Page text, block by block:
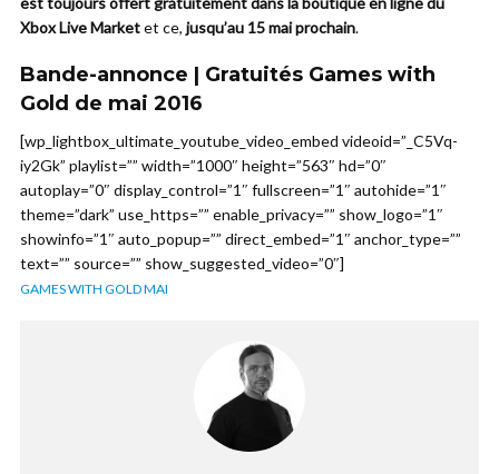
Xbox Live Marketet ce, jusqu’au 15 mai prochain.
Bande-annonce | Gratuités Games with
Gold de mai 2016
[wp_lightbox_ultimate_youtube_video_embed videoid=”_C5Vq-
iy2Gk” playlist=”” width=”1000″ height=”563″ hd=”0″
autoplay=”0″ display_control=”1″ fullscreen=”1″ autohide=”1″
theme=”dark” use_https=”” enable_privacy=”” show_logo=”1″
showinfo=”1″ auto_popup=”” direct_embed=”1″ anchor_type=””
text=”” source=”” show_suggested_video=”0″]
GAMES WITH GOLD MAI